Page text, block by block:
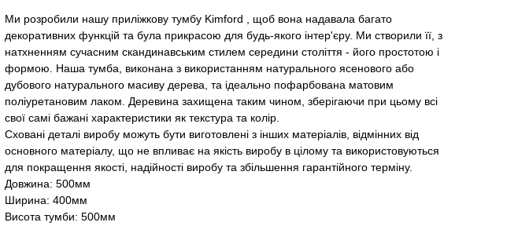
Ми розробили нашу приліжкову тумбу Kimford , щоб вона надавала багато
декоративних функцій та була прикрасою для будь-якого інтер'єру. Ми створили її, з
натхненням сучасним скандинавським стилем середини століття - його простотою і
формою. Наша тумба, виконана з використанням натурального ясенового або
дубового натурального масиву дерева, та ідеально пофарбована матовим
поліуретановим лаком. Деревина захищена таким чином, зберігаючи при цьому всі
свої самі бажані характеристики як текстура та колір.
Сховані деталі виробу можуть бути виготовлені з інших матеріалів, відмінних від
основного матеріалу, що не впливає на якість виробу в цілому та використовуються
для покращення якості, надійності виробу та збільшення гарантійного терміну.
Довжина: 500мм
Ширина: 400мм
Висота тумби: 500мм